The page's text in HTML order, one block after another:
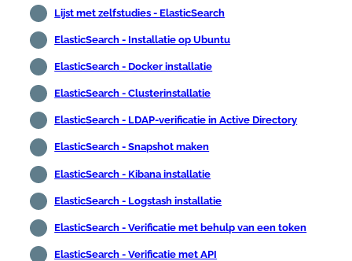
Lijst met zelfstudies - ElasticSearch
ElasticSearch - Installatie op Ubuntu
ElasticSearch - Docker installatie
ElasticSearch - Clusterinstallatie
ElasticSearch - LDAP-verificatie in Active Directory
ElasticSearch - Snapshot maken
ElasticSearch - Kibana installatie
ElasticSearch - Logstash installatie
ElasticSearch - Verificatie met behulp van een token
ElasticSearch - Verificatie met API